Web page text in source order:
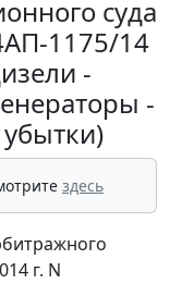
суда
1175/14
-
-
здесь
г. N